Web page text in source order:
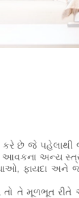
કરે છે જે
અન્ય
અને
તે મૂળભૂત રીતે